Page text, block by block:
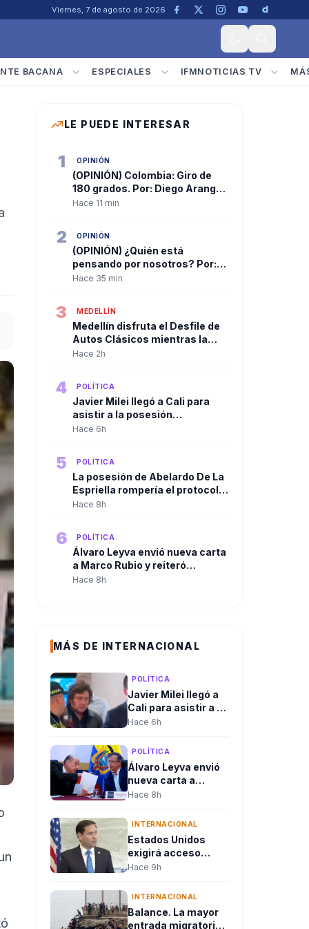
Viernes, 7 de agosto de 2026
BACANA ESPECIALES IFMNOTICIAS TV
LE PUEDE INTERESAR
1 OPINIÓN
(OPINIÓN) Colombia: Giro de
180 grados. Por: Diego Arango
O
Hace 11 min
2 OPINIÓN
(OPINIÓN) ¿Quién está
pensando por nosotros? Por:
María Fernanda Valdivieso
Hace 35 min
3 MEDELLÍN
Medellín disfruta el Desfile de
Autos Clásicos mientras la
posesión presidencial se vive
Hace 2h
4 POLÍTICA
Javier Milei llegó a Cali para
asistir a la posesión
presidencial de Abelardo De La
Hace 6h
5 POLÍTICA
La posesión de Abelardo De La
Espriella rompería el protocolo
tradicional. El discurso
Congreso.
Hace 8h
6 POLÍTICA
Álvaro Leyva envió nueva carta
a Marco Rubio y reiteró
denuncias contra Gustavo
Hace 8h
MÁS DE INTERNACIONAL
POLÍTICA
Javier Milei llegó a
Cali para asistir a la
posesión
Abelardo De La
Espriella
Hace 6h
POLÍTICA
Álvaro Leyva envió
nueva carta a
Marco Rubio y
contra Gustavo
autoridades de
Estados Unidos
Hace 8h
INTERNACIONAL
Estados Unidos
exigirá acceso
público a las redes
soliciten visa
Hace 9h
INTERNACIONAL
Balance. La mayor
entrada migratoria